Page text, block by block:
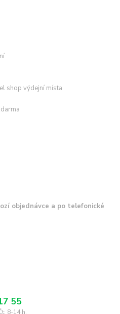
shop výdejní místa
objednávce a po telefonické
55
8-14 h.